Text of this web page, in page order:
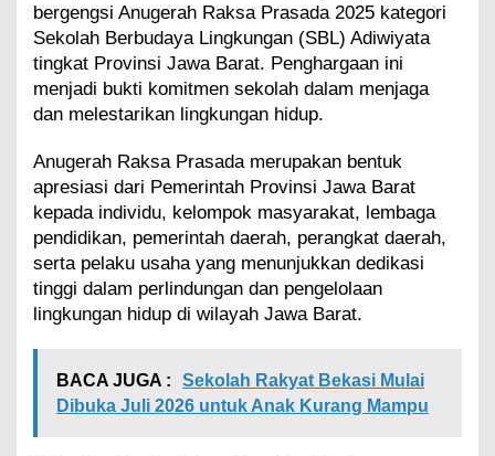
n
u
g
e
r
a
R
a
s
a
P
r
a
2
bergengsi Anugerah Raksa Prasada 2025 kategori
Sekolah Berbudaya Lingkungan (SBL) Adiwiyata
tingkat Provinsi Jawa Barat. Penghargaan ini
menjadi bukti komitmen sekolah dalam menjaga
dan melestarikan lingkungan hidup.
Anugerah Raksa Prasada merupakan bentuk
apresiasi dari Pemerintah Provinsi Jawa Barat
kepada individu, kelompok masyarakat, lembaga
pendidikan, pemerintah daerah, perangkat daerah,
serta pelaku usaha yang menunjukkan dedikasi
tinggi dalam perlindungan dan pengelolaan
lingkungan hidup di wilayah Jawa Barat.
BACA JUGA :
Sekolah Rakyat Bekasi Mulai
Dibuka Juli 2026 untuk Anak Kurang Mampu